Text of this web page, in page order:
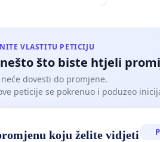
VLASTITU PETICIJU
što biste htjeli
dovesti do promjene.
peticije se pokrenuo i poduzeo
koju želite vidjeti